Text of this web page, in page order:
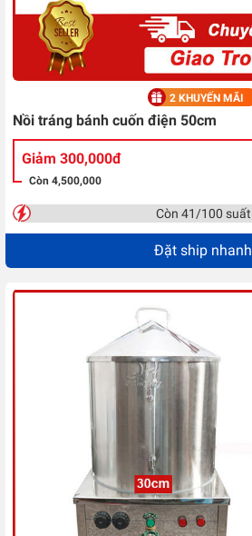
2 KHUYẾN MÃI
Nồi tráng bánh cuốn điện 50cm
Giảm 300,000đ
Còn 4,500,000
Còn 41/100 suất
Đặt ship nhanh